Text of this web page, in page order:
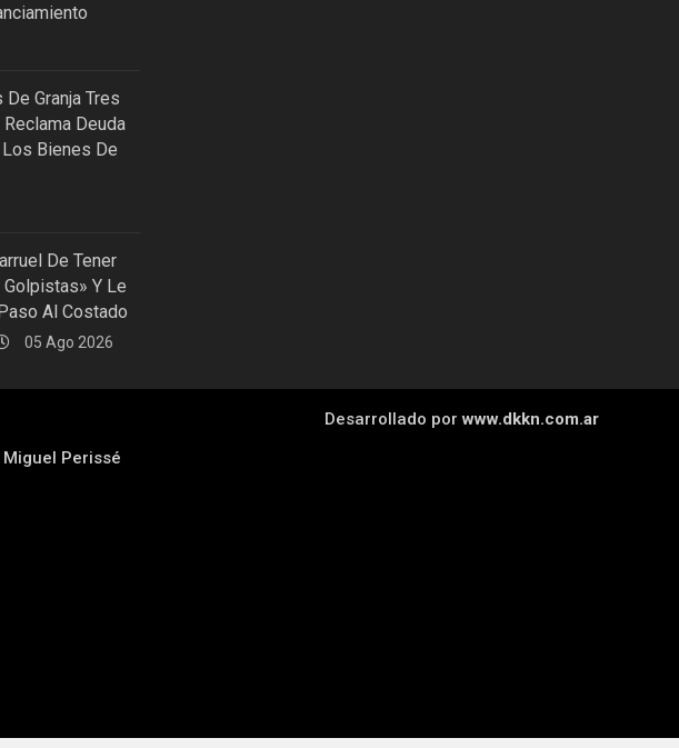
Granja Tres
Deuda
Bienes De
De Tener
Y Le
Al Costado
05 Ago 2026
Perissé
Desarrollado porwww.dkkn.com.ar